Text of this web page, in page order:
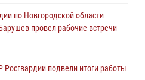
на радио "Радио53" от 30
Росгвардии.
по Новгородской области
провел рабочие встречи
подвели итоги работы